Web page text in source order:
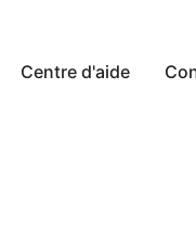
Centre d'aide